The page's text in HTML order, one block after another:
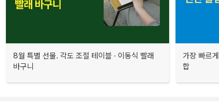
8월 특별 선물. 각도 조절 테이블 · 이동식 빨래
바구니
가장 빠르
합